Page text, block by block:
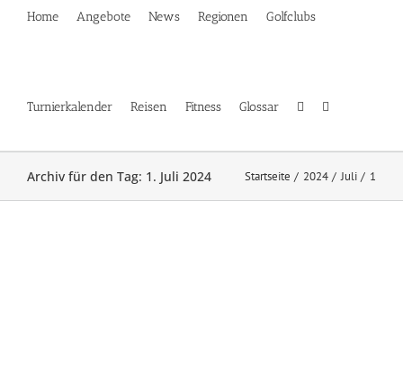
Home Angebote News Regionen Golfclubs
Turnierkalender Reisen Fitness Glossar
Archiv für den Tag: 1. Juli 2024 Startseite 2024 Juli 1